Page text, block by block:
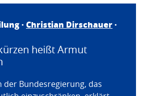
· Christian Dirschauer·
heißt Armut
der Bundesregierung, das